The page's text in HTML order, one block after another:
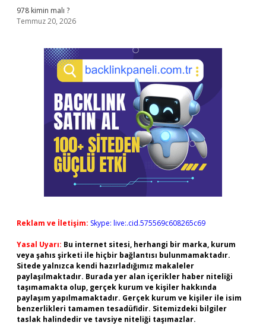
978 kimin malı ?
Temmuz 20, 2026
Reklam ve İletişim: Skype: live:.cid.575569c608265c69
Yasal Uyarı: Bu internet sitesi, herhangi bir marka, kurum
veya şahıs şirketi ile hiçbir bağlantısı bulunmamaktadır.
Sitede yalnızca kendi hazırladığımız makaleler
paylaşılmaktadır. Burada yer alan içerikler haber niteliği
taşımamakta olup, gerçek kurum ve kişiler hakkında
paylaşım yapılmamaktadır. Gerçek kurum ve kişiler ile isim
benzerlikleri tamamen tesadüfidir. Sitemizdeki bilgiler
taslak halindedir ve tavsiye niteliği taşımazlar.